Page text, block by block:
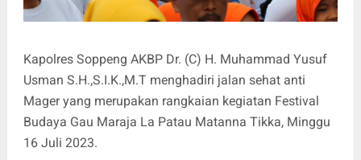
Kapolres Soppeng AKBP Dr. (C) H. Muhammad Yusuf
Usman S.H.,S.I.K.,M.T menghadiri jalan sehat anti
Mager yang merupakan rangkaian kegiatan Festival
Budaya Gau Maraja La Patau Matanna Tikka, Minggu
16 Juli 2023.